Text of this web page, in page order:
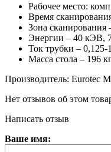
Рабочее место:
Время
Зона сканирования
Энергии – 40 кЭВ,
Ток трубки –
Масса стола – 196
Производитель: Eurotec
Нет отзывов об этом
Написать отзыв
Ваше имя: